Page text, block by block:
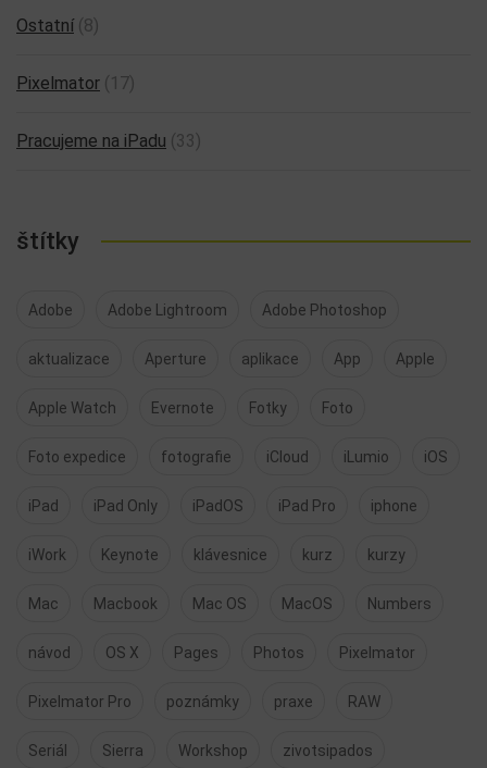
Ostatní (8)
Pixelmator (17)
Pracujeme na iPadu (33)
štítky
Adobe Adobe Lightroom Adobe Photoshop
aktualizace Aperture aplikace App Apple
Apple Watch Evernote Fotky Foto
Foto expedice fotografie iCloud iLumio iOS
iPad iPad Only iPadOS iPad Pro iphone
iWork Keynote klávesnice kurz kurzy
Mac Macbook Mac OS MacOS Numbers
návod OS X Pages Photos Pixelmator
Pixelmator Pro poznámky praxe RAW
Seriál Sierra Workshop zivotsipados